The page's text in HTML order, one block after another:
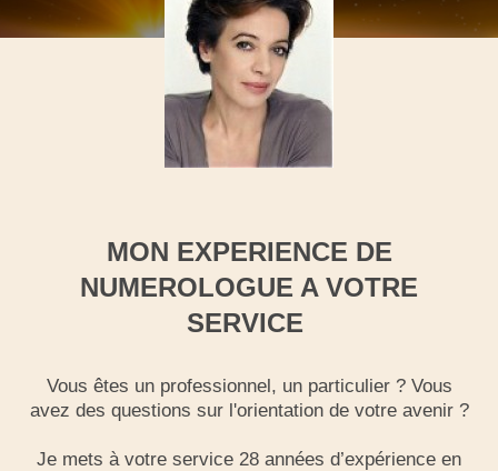
MON EXPERIENCE DE
NUMEROLOGUE A VOTRE
SERVICE
Vous êtes un professionnel, un particulier ? Vous
avez des questions sur l'orientation de votre avenir ?
Je mets à votre service 28 années d’expérience en